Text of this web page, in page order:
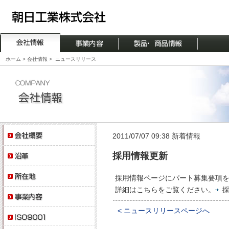
ホーム > 会社情報 > ニュースリリース
2011/07/07 09:38 新着情報
採用情報更新
採用情報ページにパート募集要項
詳細はこちらをご覧ください。
< ニュースリリースページへ